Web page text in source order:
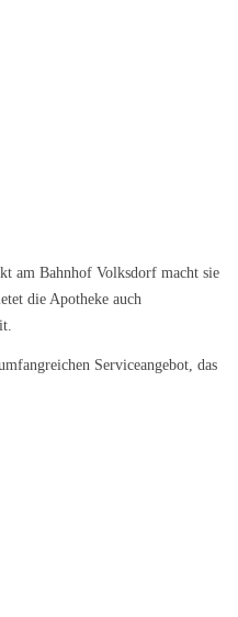
am Bahnhof Volksdorf macht sie
die Apotheke auch
Serviceangebot, das